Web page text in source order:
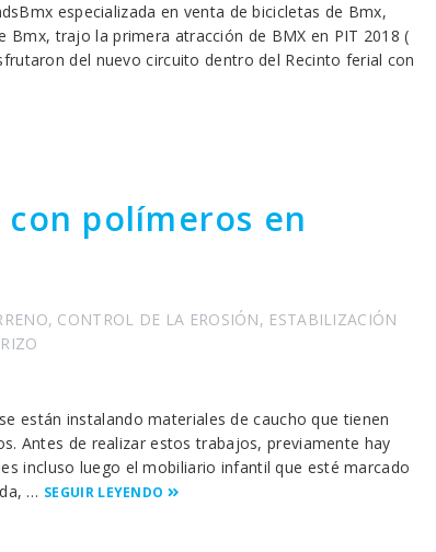
especializada en venta de bicicletas de Bmx,
trajo la primera atracción de BMX en PIT 2018 (
del nuevo circuito dentro del Recinto ferial con
polímeros en
, CONTROL DE LA EROSIÓN, ESTABILIZACIÓN
están instalando materiales de caucho que tienen
Antes de realizar estos trabajos, previamente hay
incluso luego el mobiliario infantil que esté marcado
… SEGUIR LEYENDO